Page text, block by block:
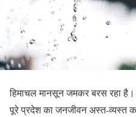
हिमाचल मानसून जमकर बरस रहा है।
पूरे प्रदेश का जनजीवन अस्त-व्यस्त